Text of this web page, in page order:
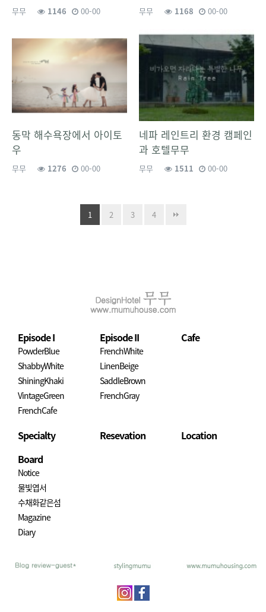
무무 1146 00-00 무무 1168 00-00
동막 해수욕장에서 아이토
우
무무 1276 00-00
네파 레인트리 환경 캠페인
과 호텔무무
무무 1511 00-00
1 2 3 4
Episode I
PowderBlue
ShabbyWhite
ShiningKhaki
VintageGreen
FrenchCafe
Episode II
FrenchWhite
LinenBeige
SaddleBrown
FrenchGray
Cafe
Specialty Resevation
Location
Board
Notice
물빛엽서
수채화같은섬
Magazine
Diary